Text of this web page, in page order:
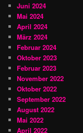
Juni 2024
Mai 2024
April 2024
März 2024
Februar 2024
Oktober 2023
Februar 2023
November 2022
Oktober 2022
September 2022
August 2022
Mai 2022
April 2022